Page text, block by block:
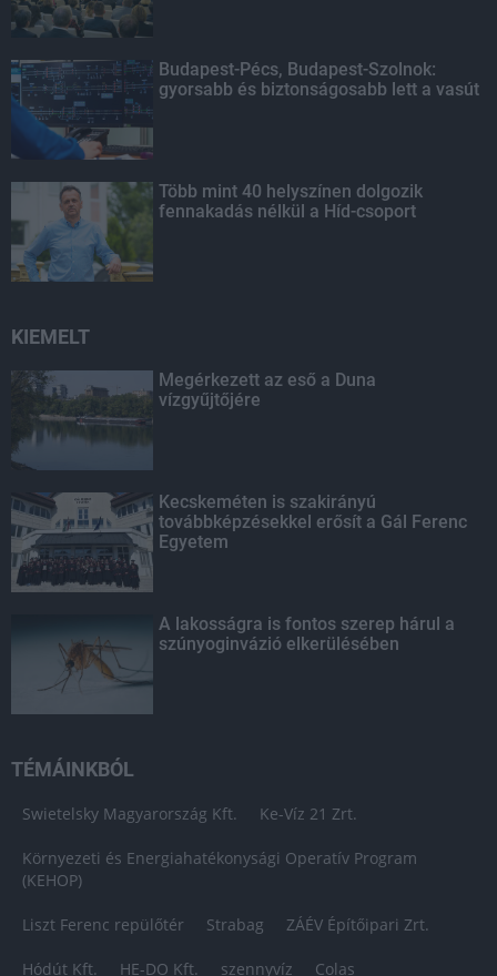
Budapest-Pécs, Budapest-Szolnok:
gyorsabb és biztonságosabb lett a vasút
Több mint 40 helyszínen dolgozik
fennakadás nélkül a Híd-csoport
KIEMELT
Megérkezett az eső a Duna
vízgyűjtőjére
Kecskeméten is szakirányú
továbbképzésekkel erősít a Gál Ferenc
Egyetem
A lakosságra is fontos szerep hárul a
szúnyoginvázió elkerülésében
TÉMÁINKBÓL
Swietelsky Magyarország Kft. Ke-Víz 21 Zrt.
Környezeti és Energiahatékonysági Operatív Program
(KEHOP)
Liszt Ferenc repülőtér Strabag ZÁÉV Építőipari Zrt.
Hódút Kft. HE-DO Kft. szennyvíz Colas